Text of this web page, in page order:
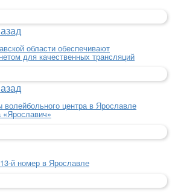
области обеспечивают
для качественных трансляций
центра в Ярославле
«Ярославич»
й номер в Ярославле